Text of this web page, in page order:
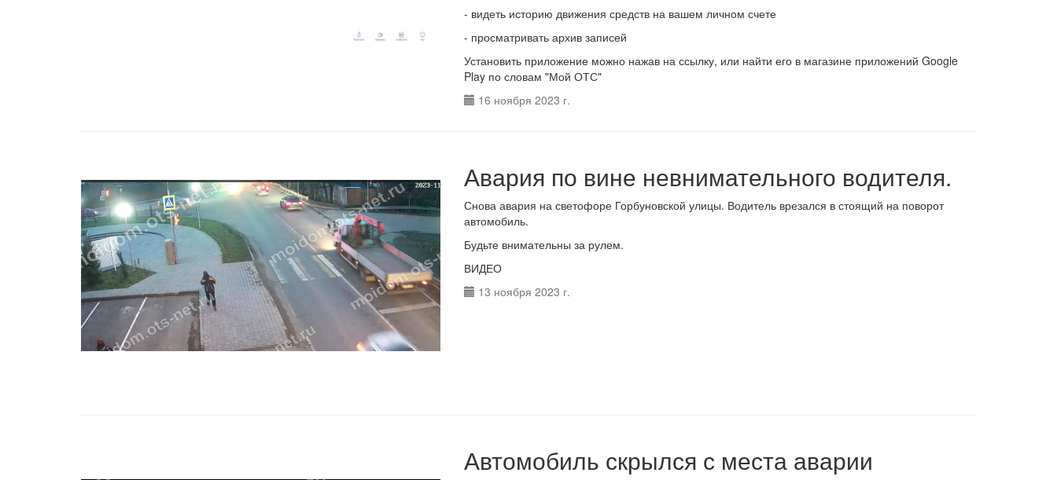
- видеть историю движения средств на вашем личном счете
- просматривать архив записей
Установить приложение можно нажав на ссылку, или найти его в магазине приложений Google
Play по словам "Мой ОТС"
16 ноября 2023 г.
Авария по вине невнимательного водителя.
Снова авария на светофоре Горбуновской улицы. Водитель врезался в стоящий на поворот
автомобиль.
Будьте внимательны за рулем.
ВИДЕО
13 ноября 2023 г.
Автомобиль скрылся с места аварии